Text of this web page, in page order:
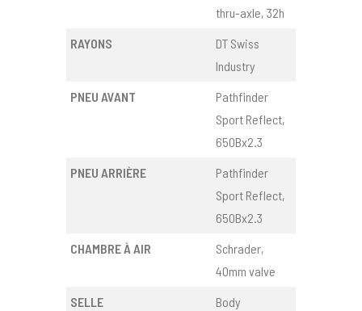
thru-axle, 32h
RAYONS
DT Swiss
Industry
PNEU AVANT
Pathfinder
Sport Reflect,
650Bx2.3
PNEU ARRIÈRE
Pathfinder
Sport Reflect,
650Bx2.3
CHAMBRE À AIR
Schrader,
40mm valve
SELLE
Body